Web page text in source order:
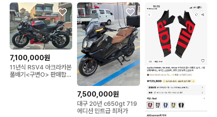
7,100,000원
11년식 RSV4 아크라카본
풀배기<구변O> 판매합니
7,500,000원
대구 20년 c650gt 719
에디션 민트급 최저가